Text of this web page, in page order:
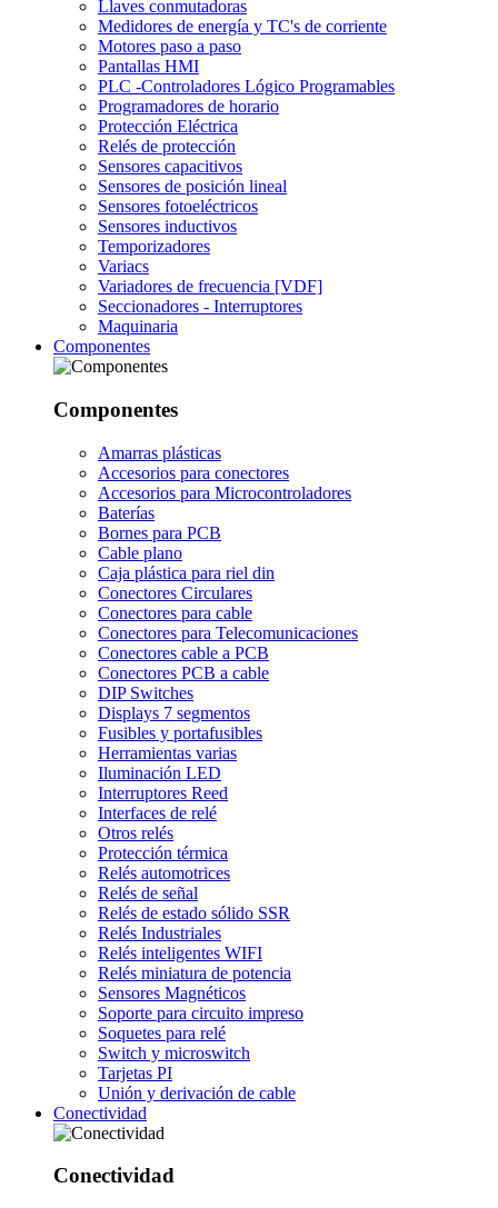
Llaves conmutadoras
Medidores de energía y TC's de corriente
Motores paso a paso
Pantallas HMI
PLC -Controladores Lógico Programables
Programadores de horario
Protección Eléctrica
Relés de protección
Sensores capacitivos
Sensores de posición lineal
Sensores fotoeléctricos
Sensores inductivos
Temporizadores
Variacs
Variadores de frecuencia [VDF]
Seccionadores - Interruptores
Maquinaria
Componentes
Componentes
Amarras plásticas
Accesorios para conectores
Accesorios para Microcontroladores
Baterías
Bornes para PCB
Cable plano
Caja plástica para riel din
Conectores Circulares
Conectores para cable
Conectores para Telecomunicaciones
Conectores cable a PCB
Conectores PCB a cable
DIP Switches
Displays 7 segmentos
Fusibles y portafusibles
Herramientas varias
Iluminación LED
Interruptores Reed
Interfaces de relé
Otros relés
Protección térmica
Relés automotrices
Relés de señal
Relés de estado sólido SSR
Relés Industriales
Relés inteligentes WIFI
Relés miniatura de potencia
Sensores Magnéticos
Soporte para circuito impreso
Soquetes para relé
Switch y microswitch
Tarjetas PI
Unión y derivación de cable
Conectividad
Conectividad